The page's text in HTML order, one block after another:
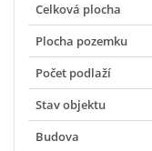
Celková plocha
Plocha pozemku
Počet podlaží
Stav objektu
Budova